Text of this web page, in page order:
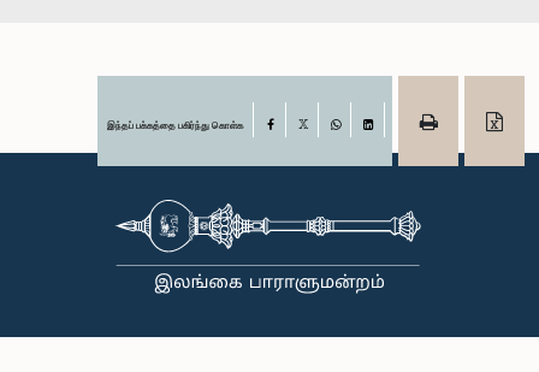
இந்தப் பக்கத்தை பகிர்ந்து கொள்க Facebook